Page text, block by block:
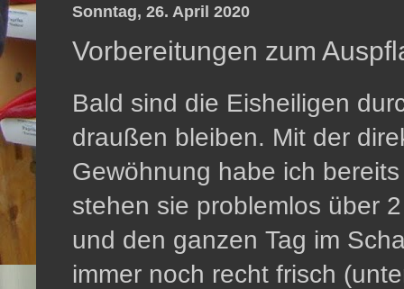
Sonntag, 26. April 2020
Vorbereitungen zum
Bald sind die Eisheiligen
draußen bleiben. Mit der
Gewöhnung habe ich
stehen sie problemlos über
und den ganzen Tag im
immer noch recht frisch